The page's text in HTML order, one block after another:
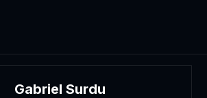
Gabriel Surdu